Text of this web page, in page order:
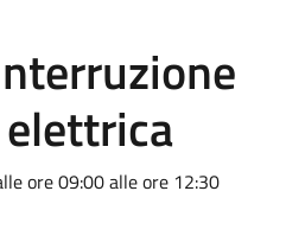
ore 09:00 alle ore 12:30